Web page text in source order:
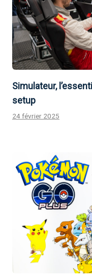
Simulateur,
setup
24 février 2025